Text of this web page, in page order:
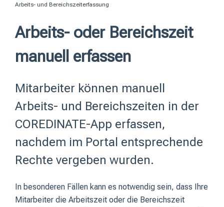
Arbeits- und Bereichszeiterfassung
Arbeits- oder Bereichszeit
manuell erfassen
Mitarbeiter können manuell
Arbeits- und Bereichszeiten in der
COREDINATE-App erfassen,
nachdem im Portal entsprechende
Rechte vergeben wurden.
In besonderen Fällen kann es notwendig sein, dass Ihre
Mitarbeiter die Arbeitszeit oder die Bereichszeit